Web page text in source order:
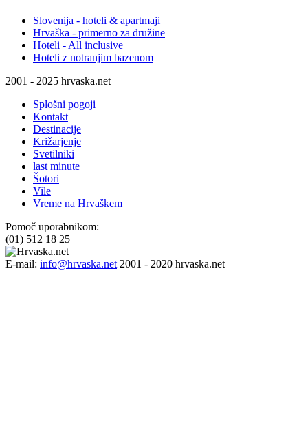
Slovenija - hoteli & apartmaji
Hrvaška - primerno za družine
Hoteli - All inclusive
Hoteli z notranjim bazenom
2001 - 2025 hrvaska.net
Splošni pogoji
Kontakt
Destinacije
Križarjenje
Svetilniki
last minute
Šotori
Vile
Vreme na Hrvaškem
Pomoč uporabnikom:
(01) 512 18 25
E-mail: info@hrvaska.net 2001 - 2020 hrvaska.net